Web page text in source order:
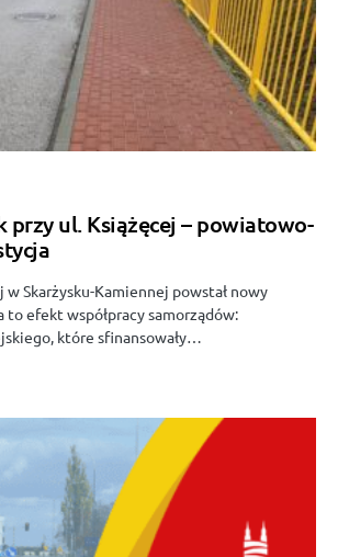
przy ul. Książęcej – powiatowo-
w Skarżysku-Kamiennej powstał nowy
efekt współpracy samorządów:
które sfinansowały…